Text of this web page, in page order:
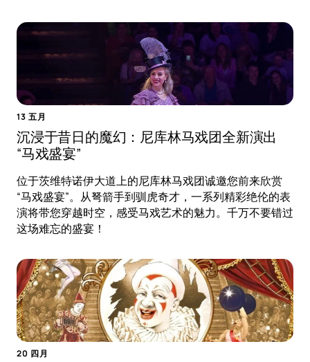
13 五月
沉浸于昔日的魔幻：尼库林马戏团全新演出
“马戏盛宴”
位于茨维特诺伊大道上的尼库林马戏团诚邀您前来欣赏
“马戏盛宴”。从弩箭手到驯虎奇才，一系列精彩绝伦的表
演将带您穿越时空，感受马戏艺术的魅力。千万不要错过
这场难忘的盛宴！
20 四月